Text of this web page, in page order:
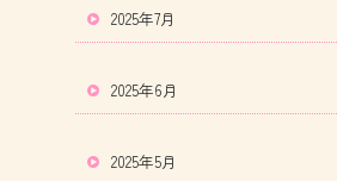
2025年7月
2025年6月
2025年5月